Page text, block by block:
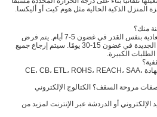
المنزل الذكية الحالية مثل هوم كيت أو أليكسا.
منك؟
ج: يتم فرض رسوم على العناصر العادية بنفس القدر في غضون 5-7 أيام. يتم فرض
رسوم مضاعفة على عينات التطوير الجديدة في غضون 15-30 يومًا. سيتم إرجاع جميع
الكبيرة.
ج: منتجاتنا الرئيسية حصلت على شهادة CE، CB، ETL، ROHS، REACH، SAA،
مروحة السقف؟ الكتالوج الإلكتروني
أو الدردشة عبر الإنترنت لمزيد من